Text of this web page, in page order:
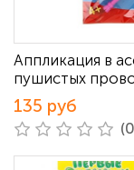
Аппликация в
пушистых
135 руб